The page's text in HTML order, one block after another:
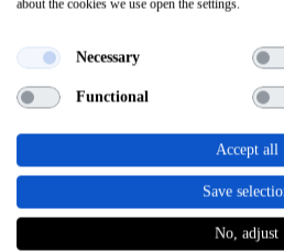
about the cookies we use open the settings.
Necessary
Functional
Accept all
Save
No, adjust